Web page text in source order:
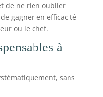
de ne rien oublier
gagner en efficacité
ou le chef.
à
sans